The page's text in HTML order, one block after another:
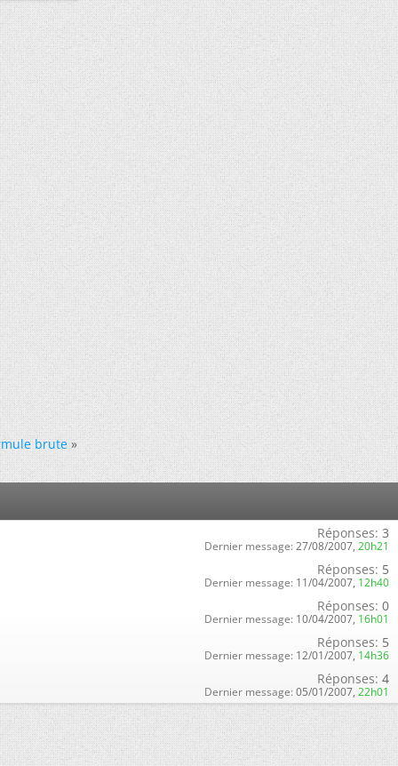
brute »
Réponses: 3
Dernier message: 27/08/2007, 20h21
Réponses: 5
Dernier message: 11/04/2007, 12h40
Réponses: 0
Dernier message: 10/04/2007, 16h01
Réponses: 5
Dernier message: 12/01/2007, 14h36
Réponses: 4
Dernier message: 05/01/2007, 22h01